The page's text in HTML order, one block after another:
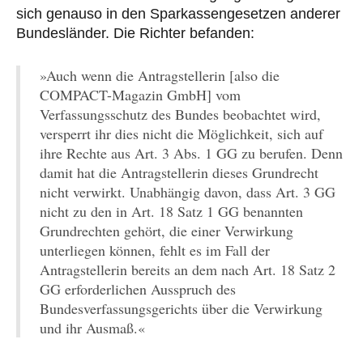
sich genauso in den Sparkassengesetzen anderer
Bundesländer. Die Richter befanden:
»Auch wenn die Antragstellerin [also die
COMPACT-Magazin GmbH] vom
Verfassungsschutz des Bundes beobachtet wird,
versperrt ihr dies nicht die Möglichkeit, sich auf
ihre Rechte aus Art. 3 Abs. 1 GG zu berufen. Denn
damit hat die Antragstellerin dieses Grundrecht
nicht verwirkt. Unabhängig davon, dass Art. 3 GG
nicht zu den in Art. 18 Satz 1 GG benannten
Grundrechten gehört, die einer Verwirkung
unterliegen können, fehlt es im Fall der
Antragstellerin bereits an dem nach Art. 18 Satz 2
GG erforderlichen Ausspruch des
Bundesverfassungsgerichts über die Verwirkung
und ihr Ausmaß.«